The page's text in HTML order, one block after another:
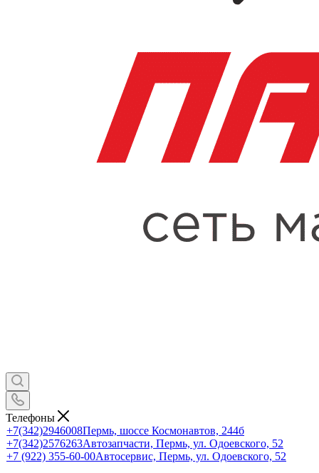
Телефоны
+7(342)2946008Пермь, шоссе Космонавтов, 244б
+7(342)2576263Автозапчасти, Пермь, ул. Одоевского, 52
+7 (922) 355-60-00Автосервис, Пермь, ул. Одоевского, 52